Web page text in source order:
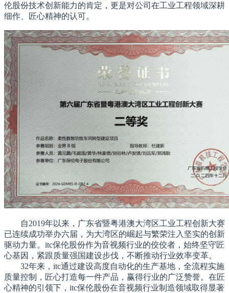
伦股份技术创新能力的肯定，更是对公司在工业工程领域深耕
细作、匠心精神的认可。
自2019年以来，广东省暨粤港澳大湾区工业工程创新大赛
已连续成功举办六届，为大湾区的崛起与繁荣注入坚实的创新
驱动力量。itc保伦股份作为音视频行业的佼佼者，始终坚守匠
心基因，紧跟质量强国建设步伐，不断推动行业效率变革。
32年来，itc通过建设高度自动化的生产基地，全流程实施
质量控制，匠心打造每一件产品，赢得行业的广泛赞誉。在匠
心精神的引领下，itc保伦股份在音视频行业制造领域取得显著